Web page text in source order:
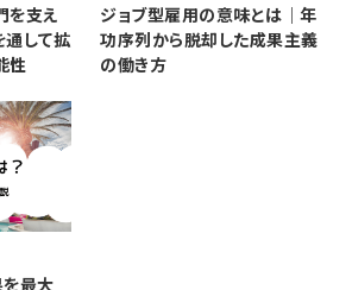
を支え
通して拡
性
ジョブ型雇用の意味とは｜年
功序列から脱却した成果主義
の働き方
を最大